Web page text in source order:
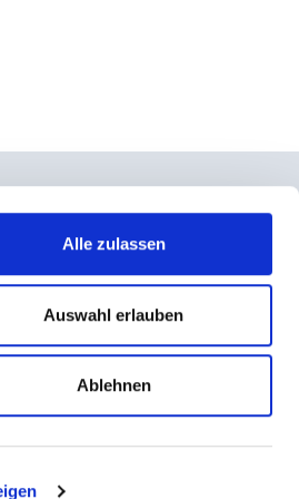
Alle zulassen
Auswahl erlauben
Ablehnen